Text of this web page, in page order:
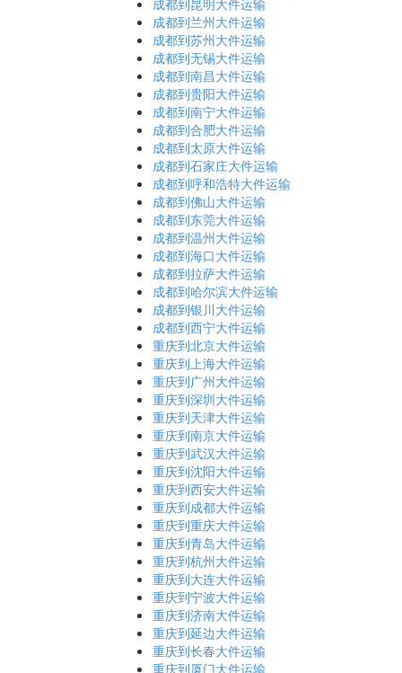
成都到昆明大件运输
成都到兰州大件运输
成都到苏州大件运输
成都到无锡大件运输
成都到南昌大件运输
成都到贵阳大件运输
成都到南宁大件运输
成都到合肥大件运输
成都到太原大件运输
成都到石家庄大件运输
成都到呼和浩特大件运输
成都到佛山大件运输
成都到东莞大件运输
成都到温州大件运输
成都到海口大件运输
成都到拉萨大件运输
成都到哈尔滨大件运输
成都到银川大件运输
成都到西宁大件运输
重庆到北京大件运输
重庆到上海大件运输
重庆到广州大件运输
重庆到深圳大件运输
重庆到天津大件运输
重庆到南京大件运输
重庆到武汉大件运输
重庆到沈阳大件运输
重庆到西安大件运输
重庆到成都大件运输
重庆到重庆大件运输
重庆到青岛大件运输
重庆到杭州大件运输
重庆到大连大件运输
重庆到宁波大件运输
重庆到济南大件运输
重庆到延边大件运输
重庆到长春大件运输
重庆到厦门大件运输